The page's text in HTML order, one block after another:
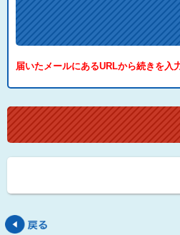
届いたメールにあるURLから続きを入